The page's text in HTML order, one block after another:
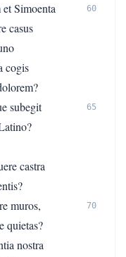
Simoenta
60
casus
cogis
subegit
65
castra
muros,
70
quietas?
nostra